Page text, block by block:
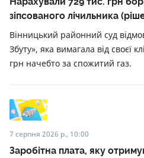
зіпсованого лічильника
Вінницький районний суд
Збуту», яка вимагала від своєї
грн начебто за спожитий газ.
7 серпня 2026 р., 10:00
Заробітна плата, яку